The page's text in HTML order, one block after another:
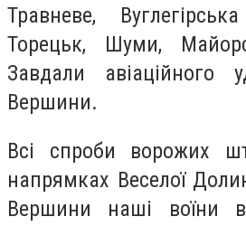
Травневе,
Торецьк, Шуми,
Завдали авіаційного
Вершини.
Всі спроби ворожих
напрямках Веселої
Вершини наші воїни